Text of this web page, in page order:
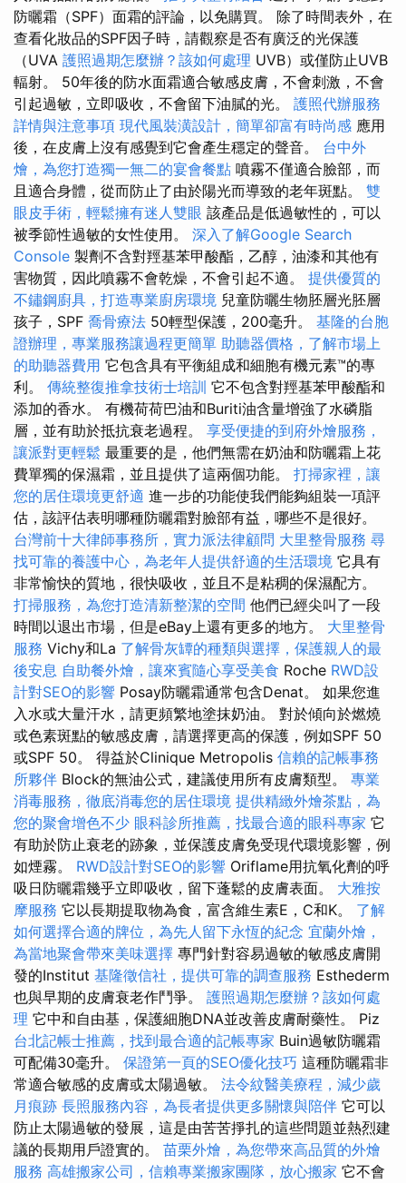
防曬霜（SPF）面霜的評論，以免購買。 除了時間表外，在
查看化妝品的SPF因子時，請觀察是否有廣泛的光保護
（UVA 護照過期怎麼辦？該如何處理 UVB）或僅防止UVB
輻射。 50年後的防水面霜適合敏感皮膚，不會刺激，不會
引起過敏，立即吸收，不會留下油膩的光。 護照代辦服務
詳情與注意事項 現代風裝潢設計，簡單卻富有時尚感 應用
後，在皮膚上沒有感覺到它會產生穩定的聲音。 台中外
燴，為您打造獨一無二的宴會餐點 噴霧不僅適合臉部，而
且適合身體，從而防止了由於陽光而導致的老年斑點。 雙
眼皮手術，輕鬆擁有迷人雙眼 該產品是低過敏性的，可以
被季節性過敏的女性使用。 深入了解Google Search
Console 製劑不含對羥基苯甲酸酯，乙醇，油漆和其他有
害物質，因此噴霧不會乾燥，不會引起不適。 提供優質的
不鏽鋼廚具，打造專業廚房環境 兒童防曬生物胚層光胚層
孩子，SPF 喬骨療法 50輕型保護，200毫升。 基隆的台胞
證辦理，專業服務讓過程更簡單 助聽器價格，了解市場上
的助聽器費用 它包含具有平衡組成和細胞有機元素™的專
利。 傳統整復推拿技術士培訓 它不包含對羥基苯甲酸酯和
添加的香水。 有機荷荷巴油和Buriti油含量增強了水磷脂
層，並有助於抵抗衰老過程。 享受便捷的到府外燴服務，
讓派對更輕鬆 最重要的是，他們無需在奶油和防曬霜上花
費單獨的保濕霜，並且提供了這兩個功能。 打掃家裡，讓
您的居住環境更舒適 進一步的功能使我們能夠組裝一項評
估，該評估表明哪種防曬霜對臉部有益，哪些不是很好。
台灣前十大律師事務所，實力派法律顧問 大里整骨服務 尋
找可靠的養護中心，為老年人提供舒適的生活環境 它具有
非常愉快的質地，很快吸收，並且不是粘稠的保濕配方。
打掃服務，為您打造清新整潔的空間 他們已經尖叫了一段
時間以退出市場，但是eBay上還有更多的地方。 大里整骨
服務 Vichy和La 了解骨灰罈的種類與選擇，保護親人的最
後安息 自助餐外燴，讓來賓隨心享受美食 Roche RWD設
計對SEO的影響 Posay防曬霜通常包含Denat。 如果您進
入水或大量汗水，請更頻繁地塗抹奶油。 對於傾向於燃燒
或色素斑點的敏感皮膚，請選擇更高的保護，例如SPF 50
或SPF 50。 得益於Clinique Metropolis 信賴的記帳事務
所夥伴 Block的無油公式，建議使用所有皮膚類型。 專業
消毒服務，徹底消毒您的居住環境 提供精緻外燴茶點，為
您的聚會增色不少 眼科診所推薦，找最合適的眼科專家 它
有助於防止衰老的跡象，並保護皮膚免受現代環境影響，例
如煙霧。 RWD設計對SEO的影響 Oriflame用抗氧化劑的呼
吸日防曬霜幾乎立即吸收，留下蓬鬆的皮膚表面。 大雅按
摩服務 它以長期提取物為食，富含維生素E，C和K。 了解
如何選擇合適的牌位，為先人留下永恆的紀念 宜蘭外燴，
為當地聚會帶來美味選擇 專門針對容易過敏的敏感皮膚開
發的Institut 基隆徵信社，提供可靠的調查服務 Esthederm
也與早期的皮膚衰老作鬥爭。 護照過期怎麼辦？該如何處
理 它中和自由基，保護細胞DNA並改善皮膚耐藥性。 Piz
台北記帳士推薦，找到最合適的記帳專家 Buin過敏防曬霜
可配備30毫升。 保證第一頁的SEO優化技巧 這種防曬霜非
常適合敏感的皮膚或太陽過敏。 法令紋醫美療程，減少歲
月痕跡 長照服務內容，為長者提供更多關懷與陪伴 它可以
防止太陽過敏的發展，這是由苦苦掙扎的這些問題並熱烈建
議的長期用戶證實的。 苗栗外燴，為您帶來高品質的外燴
服務 高雄搬家公司，信賴專業搬家團隊，放心搬家 它不會